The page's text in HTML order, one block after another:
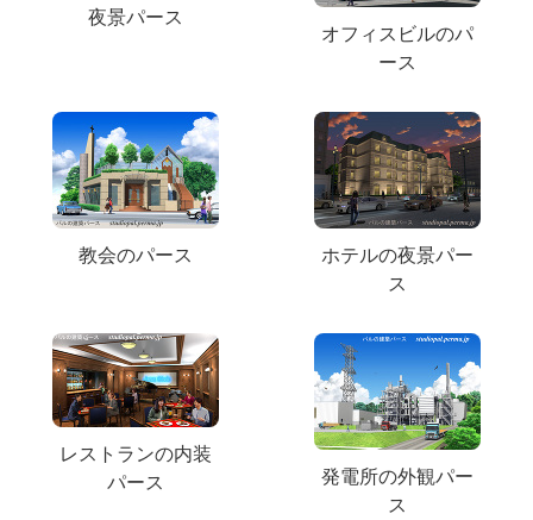
夜景パース
オフィスビルのパ
ース
教会のパース
ホテルの夜景パー
ス
レストランの内装
パース
発電所の外観パー
ス